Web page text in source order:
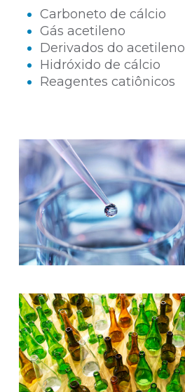
Carboneto de cálcio
Gás acetileno
Derivados do acetileno
Hidróxido de cálcio
Reagentes catiônicos